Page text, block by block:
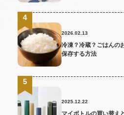
2026.02.13
冷凍？冷蔵？ごはんの
保存する方法
2025.12.22
マイボトルの買い替え